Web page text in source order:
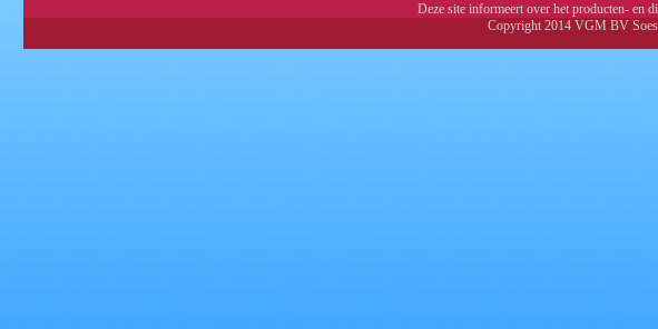
Deze site informeert over het producten- en
Copyright 2014 VGM BV